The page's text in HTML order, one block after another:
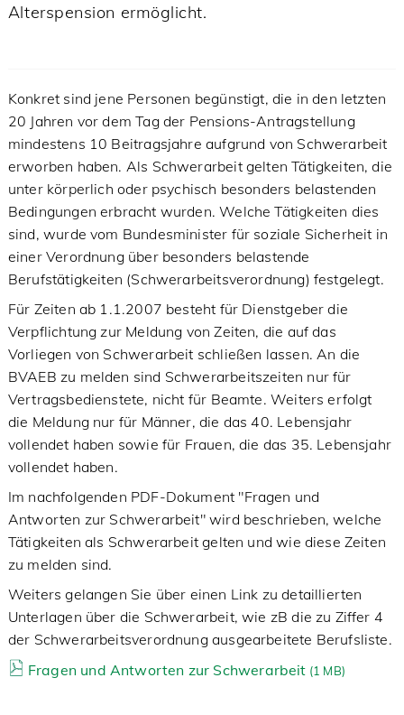
Alterspension ermöglicht.
Konkret sind jene Personen begünstigt, die in den letzten
20 Jahren vor dem Tag der Pensions-Antragstellung
mindestens 10 Beitragsjahre aufgrund von Schwerarbeit
erworben haben. Als Schwerarbeit gelten Tätigkeiten, die
unter körperlich oder psychisch besonders belastenden
Bedingungen erbracht wurden. Welche Tätigkeiten dies
sind, wurde vom Bundesminister für soziale Sicherheit in
einer Verordnung über besonders belastende
Berufstätigkeiten (Schwerarbeitsverordnung) festgelegt.
Für Zeiten ab 1.1.2007 besteht für Dienstgeber die
Verpflichtung zur Meldung von Zeiten, die auf das
Vorliegen von Schwerarbeit schließen lassen. An die
BVAEB zu melden sind Schwerarbeitszeiten nur für
Vertragsbedienstete, nicht für Beamte. Weiters erfolgt
die Meldung nur für Männer, die das 40. Lebensjahr
vollendet haben sowie für Frauen, die das 35. Lebensjahr
vollendet haben.
Im nachfolgenden PDF-Dokument "Fragen und
Antworten zur Schwerarbeit" wird beschrieben, welche
Tätigkeiten als Schwerarbeit gelten und wie diese Zeiten
zu melden sind.
Weiters gelangen Sie über einen Link zu detaillierten
Unterlagen über die Schwerarbeit, wie zB die zu Ziffer 4
der Schwerarbeitsverordnung ausgearbeitete Berufsliste.
Fragen und Antworten zur Schwerarbeit (1 MB)